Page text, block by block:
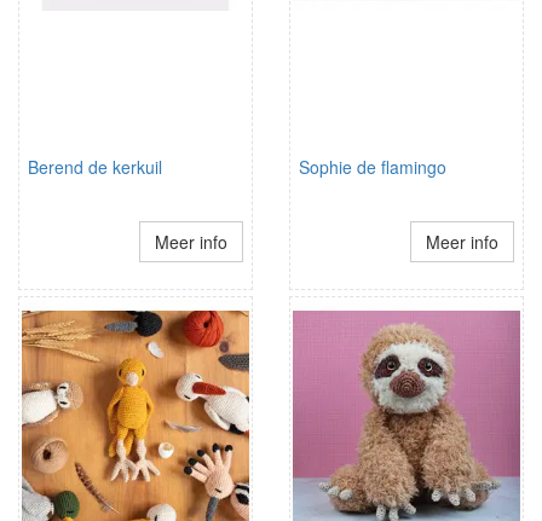
Berend de kerkuil
Meer info
Sophie de flamingo
Meer info